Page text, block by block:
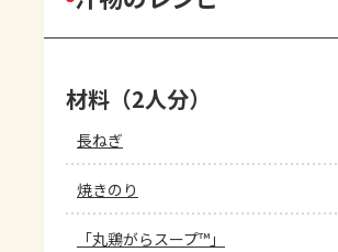
材料（2人分）
長ねぎ
焼きのり
「丸鶏がらスープ™」